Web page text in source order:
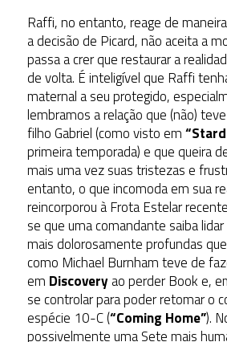
Raffi, no entanto, reage de
a decisão de Picard, não aceita a
passa a crer que restaurar a
de volta. É inteligível que Raffi
maternal a seu protegido,
lembramos a relação que (não)
filho Gabriel (como visto em
primeira temporada) e que queira
mais uma vez suas tristezas e
entanto, o que incomoda em sua
reincorporou à Frota Estelar
se que uma comandante saiba
mais dolorosamente profundas
como Michael Burnham teve de
em Discoveryao perder Book e,
se controlar para poder retomar o
espécie 10-C (“Coming Home”).
possivelmente uma Sete mais